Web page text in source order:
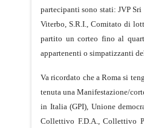
partecipanti sono stati: JVP
Viterbo, S.R.I., Comitato di
partito un corteo fino al
appartenenti o simpatizzanti
Va ricordato che a Roma si
tenuta una Manifestazione/
in Italia (GPI), Unione
Collettivo F.D.A., Collettivo